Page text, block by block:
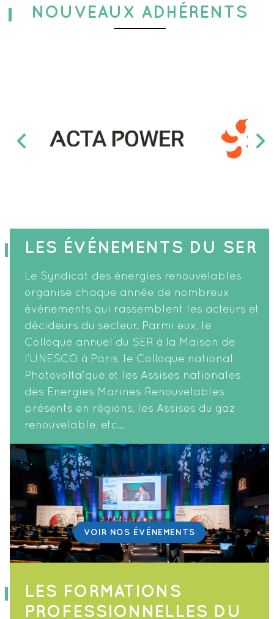
NOUVEAUX ADHÉRENTS
LES ÉVÉNEMENTS DU SER
Le Syndicat des énergies renouvelables
organise chaque année de nombreux
événements qui rassemblent les acteurs et
décideurs du secteur. Parmi eux, le
Colloque annuel du SER à la Maison de
l’UNESCO à Paris, le Colloque national
Photovoltaïque et les Assises nationales
des Energies Marines Renouvelables
présents en régions, les Assises du gaz
renouvelable, etc…
VOIR NOS ÉVÉNEMENTS
LES FORMATIONS
PROFESSIONNELLES DU